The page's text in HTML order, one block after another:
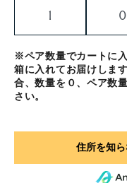
※ペア数量でカートに
箱に入れてお届けしま
合、数量を０、ペア数
さい。